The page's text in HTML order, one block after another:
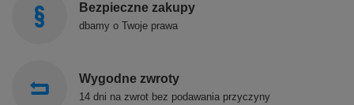
Bezpieczne zakupy
dbamy o Twoje prawa
Wygodne zwroty
14 dni na zwrot bez podawania przyczyny